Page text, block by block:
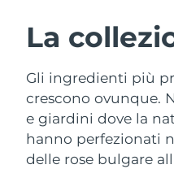
La
Gli ingredienti più
crescono ovunque.
e giardini dove la
hanno perfezionati
delle rose bulgare
Detersione viso
LUNA™
Anti-aging
BEAR™
Austria
Belgio
Bermuda